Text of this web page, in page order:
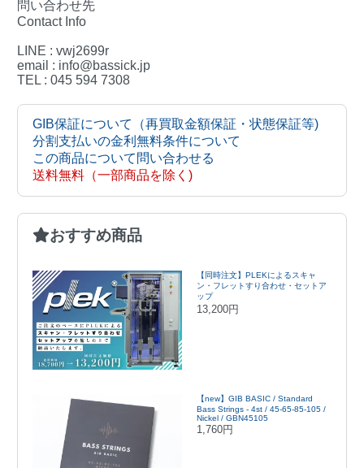
問い合わせ先
Contact Info
LINE : vwj2699r
email : info@bassick.jp
TEL : 045 594 7308
GIB保証について（再買取金額保証・状態保証等)
分割支払いの金利無料条件について
この商品について問い合わせる
送料無料（一部商品を除く)
おすすめ商品
【同時注文】PLEKによるスキャ
ン・フレットすり合わせ・セットア
ップ
13,200円
【new】GIB BASIC / Standard
Bass Strings - 4st / 45-65-85-105 /
Nickel / GBN45105
1,760円